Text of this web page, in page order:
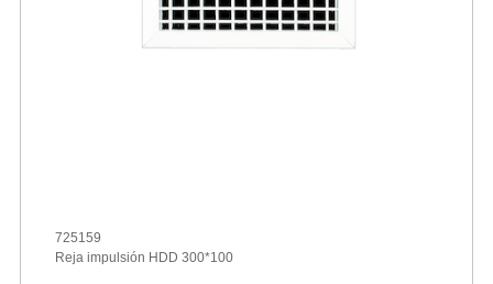
725159
Reja impulsión HDD 300*100